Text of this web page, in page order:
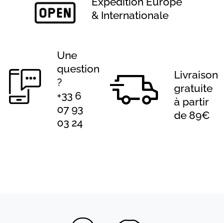
& Internationale
Une
question
?
+33 6
07 93
03 24
Livraison
gratuite
à partir
de 89€